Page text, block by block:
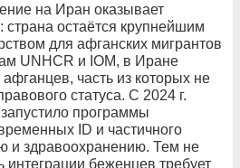
на Иран оказывает
остаётся крупнейшим
для афганских мигрантов
UNHCR и IOM, в Иране
часть из которых не
статуса. С 2024 г.
программы
ID и частичного
и здравоохранению. Тем не
интеграции беженцев требует